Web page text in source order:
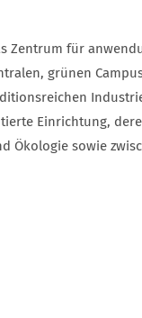
Zentrum für
grünen
Einrichtung,
Ökologie sowie